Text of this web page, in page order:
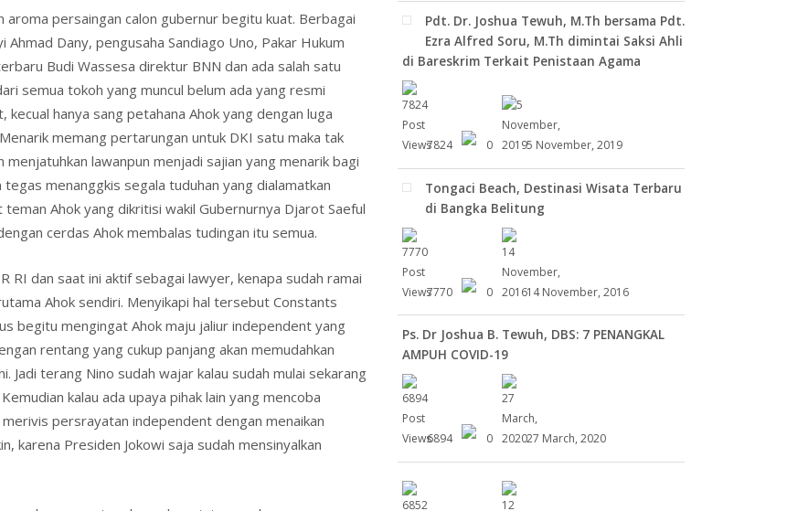
ai
l
dl
y
aroma persaingan calon gubernur begitu kuat. Berbagai
Dany, pengusaha Sandiago Uno, Pakar Hukum
Budi Wassesa direktur BNN dan ada salah satu
semua tokoh yang muncul belum ada yang resmi
hanya sang petahana Ahok yang dengan luga
memang pertarungan untuk DKI satu maka tak
lawanpun menjadi sajian yang menarik bagi
menanggkis segala tuduhan yang dialamatkan
Ahok yang dikritisi wakil Gubernurnya Djarot Saeful
cerdas Ahok membalas tudingan itu semua.
RI dan saat ini aktif sebagai lawyer, kenapa sudah ramai
Ahok sendiri. Menyikapi hal tersebut Constants
begitu mengingat Ahok maju jaliur independent yang
rentang yang cukup panjang akan memudahkan
Jadi terang Nino sudah wajar kalau sudah mulai sekarang
kalau ada upaya pihak lain yang mencoba
persrayatan independent dengan menaikan
karena Presiden Jokowi saja sudah mensinyalkan
Pdt. Dr. Joshua Tewuh, M.Th bersama Pdt.
Ezra Alfred Soru, M.Th dimintai Saksi Ahli
di Bareskrim Terkait Penistaan Agama
7824 0 5 November, 2019
Tongaci Beach, Destinasi Wisata Terbaru
di Bangka Belitung
7770 0 14 November, 2016
Ps. Dr Joshua B. Tewuh, DBS: 7 PENANGKAL
AMPUH COVID-19
6894 0 27 March, 2020